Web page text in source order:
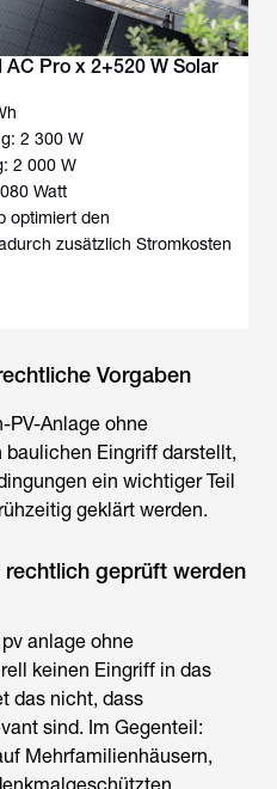
AC Pro x 2+520 W Solar
2 300 W
2 000 W
Watt
optimiert den
zusätzlich Stromkosten
Vorgaben
PV-Anlage ohne
Eingriff darstellt,
ein wichtiger Teil
geklärt werden.
geprüft werden
anlage ohne
keinen Eingriff in das
das nicht, dass
sind. Im Gegenteil:
Mehrfamilienhäusern,